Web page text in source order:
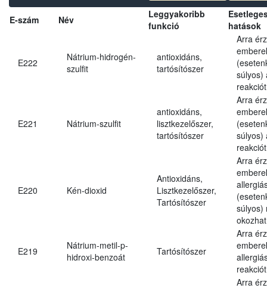
E-szám Név
Leggyakoribb
funkció
hatások
E222
Nátrium-hidrogén-
szulfit
antioxidáns,
tartósítószer
Arra
súlyos)
E221 Nátrium-szulfit
antioxidáns,
lisztkezelőszer,
tartósítószer
Arra
súlyos)
E220 Kén-dioxid
Antioxidáns,
Lisztkezelőszer,
Tartósítószer
Arra
súlyos)
E219
Nátrium-metil-p-
hidroxi-benzoát
Tartósítószer
Arra
Arra